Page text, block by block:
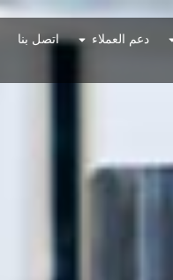
دعم العملاء اتصل بنا